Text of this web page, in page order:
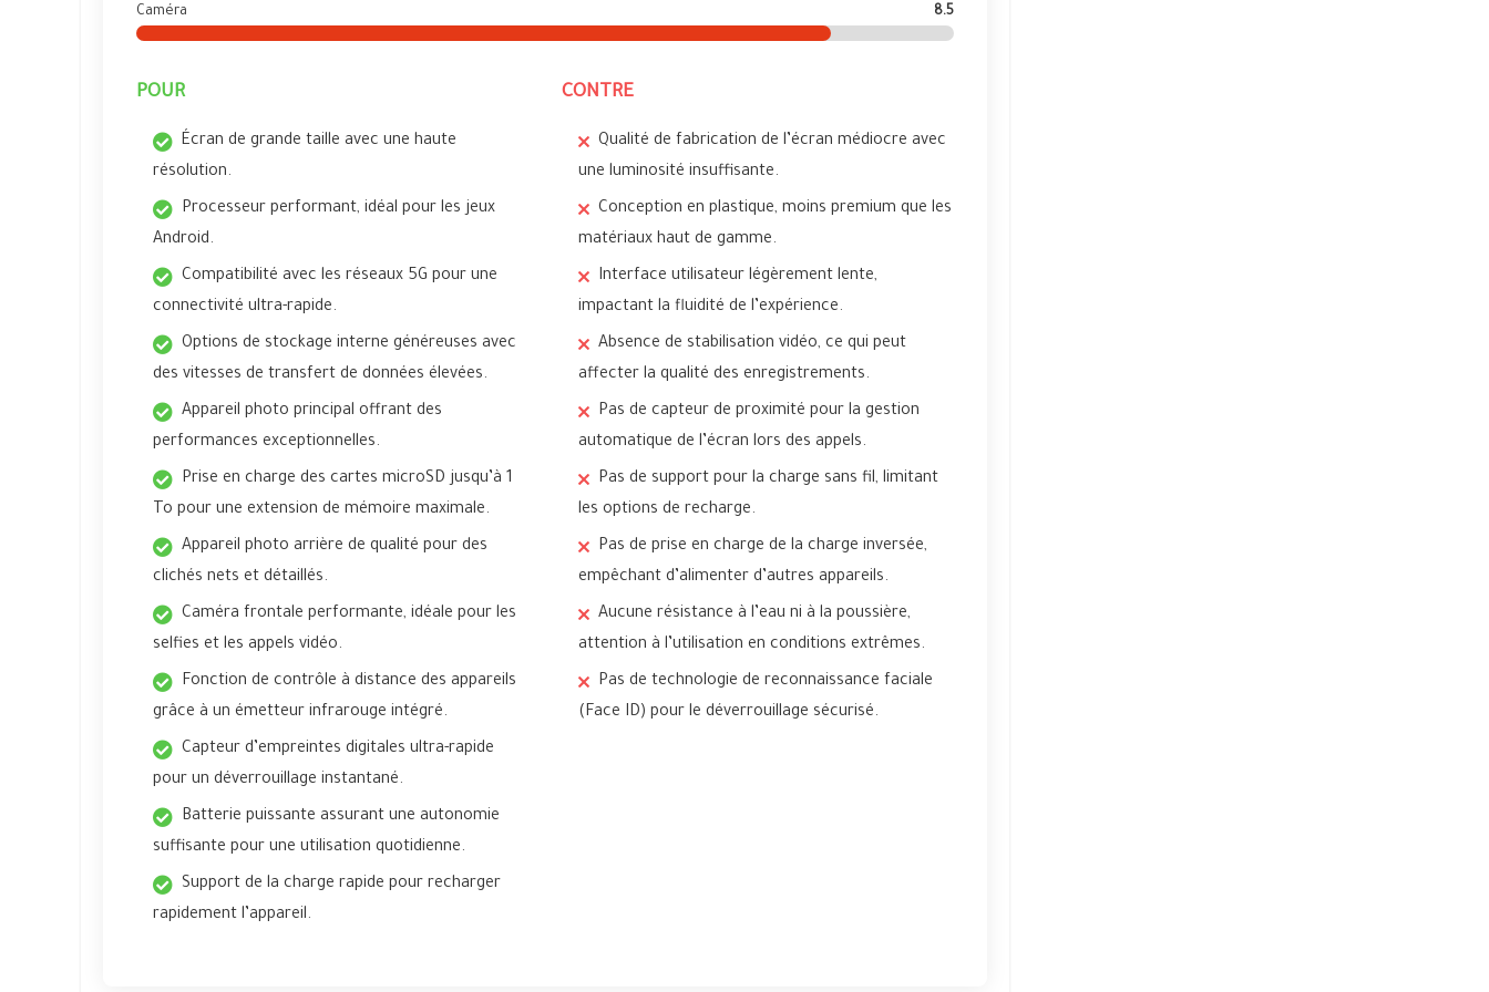
Caméra 8.5
POUR
Écran de grande taille avec une haute
résolution.
Processeur performant, idéal pour les jeux
Android.
Compatibilité avec les réseaux 5G pour une
connectivité ultra-rapide.
Options de stockage interne généreuses avec
des vitesses de transfert de données élevées.
Appareil photo principal offrant des
performances exceptionnelles.
Prise en charge des cartes microSD jusqu’à 1
To pour une extension de mémoire maximale.
Appareil photo arrière de qualité pour des
clichés nets et détaillés.
Caméra frontale performante, idéale pour les
selfies et les appels vidéo.
Fonction de contrôle à distance des appareils
grâce à un émetteur infrarouge intégré.
Capteur d’empreintes digitales ultra-rapide
pour un déverrouillage instantané.
Batterie puissante assurant une autonomie
suffisante pour une utilisation quotidienne.
Support de la charge rapide pour recharger
rapidement l’appareil.
CONTRE
Qualité de fabrication de l’écran médiocre avec
une luminosité insuffisante.
Conception en plastique, moins premium que les
matériaux haut de gamme.
Interface utilisateur légèrement lente,
impactant la fluidité de l’expérience.
Absence de stabilisation vidéo, ce qui peut
affecter la qualité des enregistrements.
Pas de capteur de proximité pour la gestion
automatique de l’écran lors des appels.
Pas de support pour la charge sans fil, limitant
les options de recharge.
Pas de prise en charge de la charge inversée,
empêchant d’alimenter d’autres appareils.
Aucune résistance à l’eau ni à la poussière,
attention à l’utilisation en conditions extrêmes.
Pas de technologie de reconnaissance faciale
(Face ID) pour le déverrouillage sécurisé.